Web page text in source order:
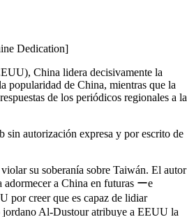
Dedication]
China lidera decisivamente la
popularidad de China, mientras que la
de los periódicos regionales a la
sin autorización expresa y por escrito de
su soberanía sobre Taiwán. El autor
a China en futuras ーe
por creer que es capaz de lidiar
jordano Al-Dustour atribuye a EEUU la